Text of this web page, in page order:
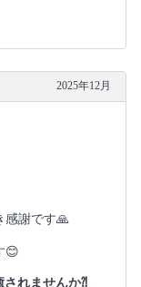
2025年12月
感謝です🙏
😊
されませんか⁈